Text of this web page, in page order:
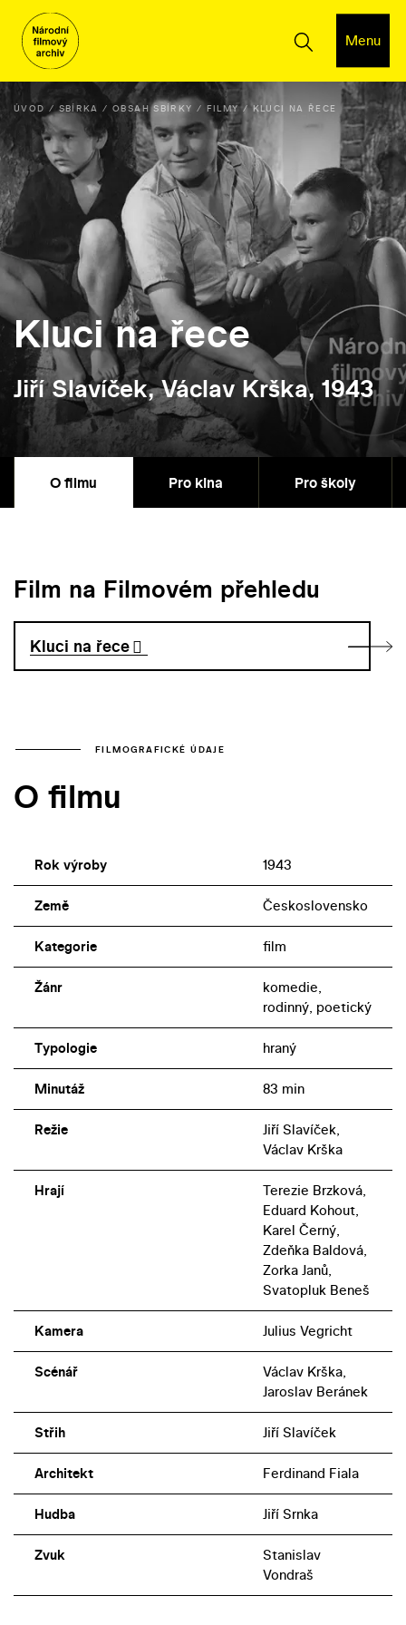
Menu
ÚVOD SBÍRKA OBSAH SBÍRKY FILMY KLUCI NA ŘECE
Kluci na řece
Jiří Slavíček, Václav Krška, 1943
O filmu Pro kina Pro školy
Film na Filmovém přehledu
Kluci na řece
FILMOGRAFICKÉ ÚDAJE
O filmu
Rok výroby 1943
Země Československo
Kategorie film
Žánr
komedie,
rodinný, poetický
Typologie hraný
Minutáž 83 min
Režie
Jiří Slavíček,
Václav Krška
Hrají
Terezie Brzková,
Eduard Kohout,
Karel Černý,
Zdeňka Baldová,
Zorka Janů,
Svatopluk Beneš
Kamera Julius Vegricht
Scénář
Václav Krška,
Jaroslav Beránek
Střih Jiří Slavíček
Architekt Ferdinand Fiala
Hudba Jiří Srnka
Zvuk
Stanislav
Vondraš